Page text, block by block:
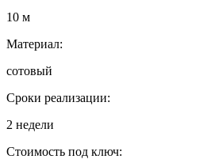
10 м
Материал:
сотовый
Сроки реализации:
2 недели
Стоимость под ключ: